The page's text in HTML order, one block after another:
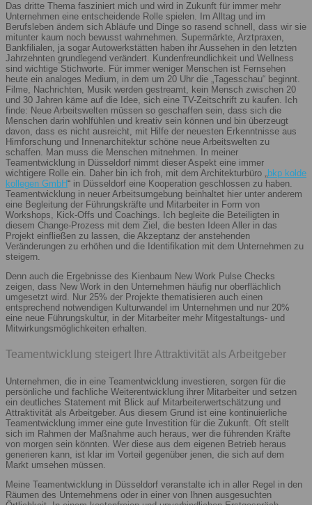
Das dritte Thema fasziniert mich und wird in Zukunft für immer mehr
Unternehmen eine entscheidende Rolle spielen. Im Alltag und im
Berufsleben ändern sich Abläufe und Dinge so rasend schnell, dass wir sie
mitunter kaum noch bewusst wahrnehmen. Supermärkte, Arztpraxen,
Bankfilialen, ja sogar Autowerkstätten haben ihr Aussehen in den letzten
Jahrzehnten grundlegend verändert. Kundenfreundlichkeit und Wellness
sind wichtige Stichworte. Für immer weniger Menschen ist Fernsehen
heute ein analoges Medium, in dem um 20 Uhr die „Tagesschau“ beginnt.
Filme, Nachrichten, Musik werden gestreamt, kein Mensch zwischen 20
und 30 Jahren käme auf die Idee, sich eine TV-Zeitschrift zu kaufen. Ich
finde: Neue Arbeitswelten müssen so geschaffen sein, dass sich die
Menschen darin wohlfühlen und kreativ sein können und bin überzeugt
davon, dass es nicht ausreicht, mit Hilfe der neuesten Erkenntnisse aus
Hirnforschung und Innenarchitektur schöne neue Arbeitswelten zu
schaffen. Man muss die Menschen mitnehmen. In meiner
Teamentwicklung in Düsseldorf nimmt dieser Aspekt eine immer
wichtigere Rolle ein. Daher bin ich froh, mit dem Architekturbüro „bkp kolde
kollegen GmbH“ in Düsseldorf eine Kooperation geschlossen zu haben.
Teamentwicklung in neuer Arbeitsumgebung beinhaltet hier unter anderem
eine Begleitung der Führungskräfte und Mitarbeiter in Form von
Workshops, Kick-Offs und Coachings. Ich begleite die Beteiligten in
diesem Change-Prozess mit dem Ziel, die besten Ideen Aller in das
Projekt einfließen zu lassen, die Akzeptanz der anstehenden
Veränderungen zu erhöhen und die Identifikation mit dem Unternehmen zu
steigern.
Denn auch die Ergebnisse des Kienbaum New Work Pulse Checks
zeigen, dass New Work in den Unternehmen häufig nur oberflächlich
umgesetzt wird. Nur 25% der Projekte thematisieren auch einen
entsprechend notwendigen Kulturwandel im Unternehmen und nur 20%
eine neue Führungskultur, in der Mitarbeiter mehr Mitgestaltungs- und
Mitwirkungsmöglichkeiten erhalten.
Teamentwicklung steigert Ihre Attraktivität als Arbeitgeber
Unternehmen, die in eine Teamentwicklung investieren, sorgen für die
persönliche und fachliche Weiterentwicklung ihrer Mitarbeiter und setzen
ein deutliches Statement mit Blick auf Mitarbeiterwertschätzung und
Attraktivität als Arbeitgeber. Aus diesem Grund ist eine kontinuierliche
Teamentwicklung immer eine gute Investition für die Zukunft. Oft stellt
sich im Rahmen der Maßnahme auch heraus, wer die führenden Kräfte
von morgen sein könnten. Wer diese aus dem eigenen Betrieb heraus
generieren kann, ist klar im Vorteil gegenüber jenen, die sich auf dem
Markt umsehen müssen.
Meine Teamentwicklung in Düsseldorf veranstalte ich in aller Regel in den
Räumen des Unternehmens oder in einer von Ihnen ausgesuchten